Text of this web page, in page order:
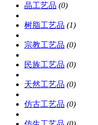
晶工艺品 (0)
树脂工艺品 (1)
宗教工艺品 (0)
民族工艺品 (0)
天然工艺品 (0)
仿古工艺品 (0)